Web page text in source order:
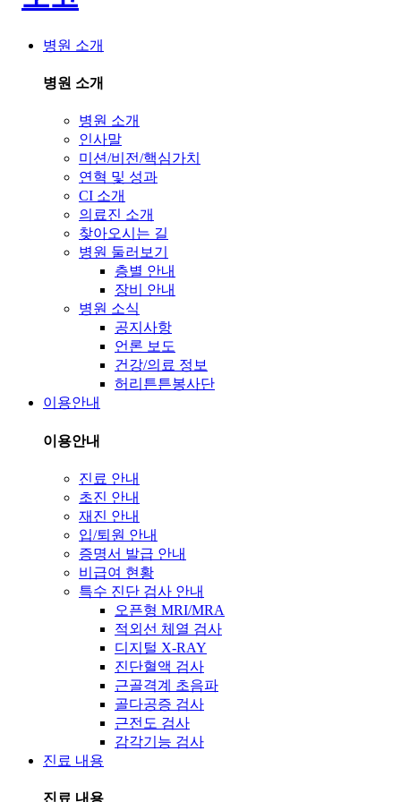
병원 소개
병원 소개
병원 소개
인사말
미션/비전/핵심가치
연혁 및 성과
CI 소개
의료진 소개
찾아오시는 길
병원 둘러보기
층별 안내
장비 안내
병원 소식
공지사항
언론 보도
건강/의료 정보
허리튼튼봉사단
이용안내
이용안내
진료 안내
초진 안내
재진 안내
입/퇴원 안내
증명서 발급 안내
비급여 현황
특수 진단 검사 안내
오픈형 MRI/MRA
적외선 체열 검사
디지털 X-RAY
진단혈액 검사
근골격계 초음파
골다공증 검사
근전도 검사
감각기능 검사
진료 내용
진료 내용